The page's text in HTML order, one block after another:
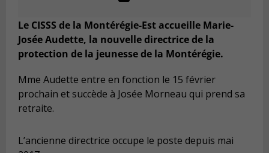
Le CISSS de la Montérégie-Est accueille Marie-
Josée Audette, la nouvelle directrice de la
protection de la jeunesse de la Montérégie.
Mme Audette entre en fonction le 15 février
prochain et succède à Josée Morneau qui prend sa
retraite.
L’ancienne directrice occupe le poste depuis mai